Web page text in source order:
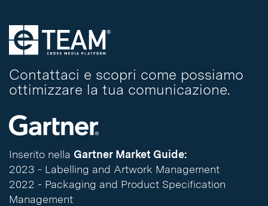
Contattaci e scopri come possiamo
ottimizzare la tua comunicazione.
Inserito nella Gartner Market Guide:
2023 - Labelling and Artwork Management
2022 - Packaging and Product Specification
Management